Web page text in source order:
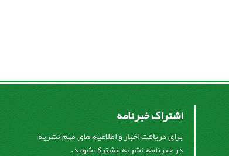
اشتراک خبرنامه
برای دریافت اخبار و اطلاعیه های مهم نشریه
در خبرنامه نشریه مشترک شوید.